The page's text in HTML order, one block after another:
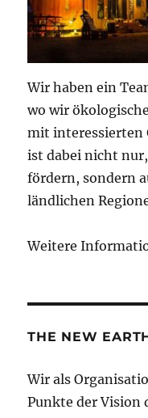
Wir haben ein
wo wir
mit interessierten
ist dabei nicht
fördern, sondern
ländlichen
Weitere
THE NEW
Wir als
Punkte der Vision